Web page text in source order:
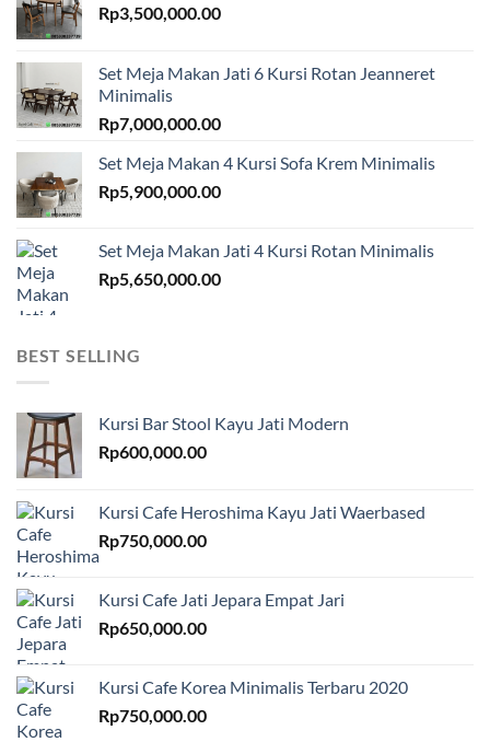
Rp3,500,000.00
Set Meja Makan Jati 6 Kursi Rotan Jeanneret
Minimalis
Rp7,000,000.00
Set Meja Makan 4 Kursi Sofa Krem Minimalis
Rp5,900,000.00
Set Meja Makan Jati 4 Kursi Rotan Minimalis
Rp5,650,000.00
BEST SELLING
Kursi Bar Stool Kayu Jati Modern
Rp600,000.00
Kursi Cafe Heroshima Kayu Jati Waerbased
Rp750,000.00
Kursi Cafe Jati Jepara Empat Jari
Rp650,000.00
Kursi Cafe Korea Minimalis Terbaru 2020
Rp750,000.00